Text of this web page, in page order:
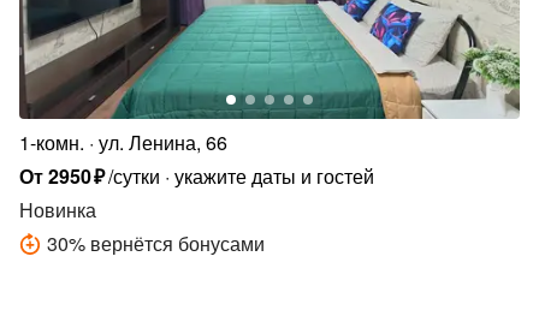
1-комн. ул. Ленина, 66
От2950₽/сутки укажите даты и гостей
Новинка
30% вернётся бонусами